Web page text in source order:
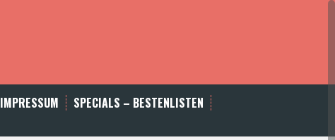
IMPRESSUM
SPECIALS – BESTENLISTEN